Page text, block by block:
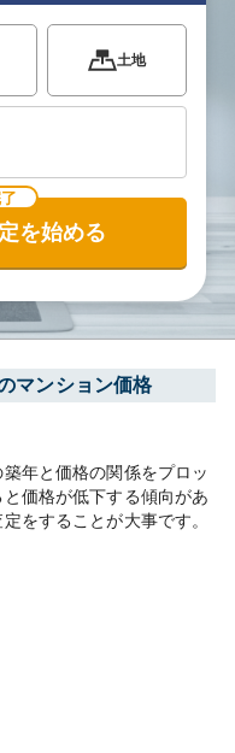
土地
を始める
マンション価格
年と価格の関係をプロッ
価格が低下する傾向があ
をすることが大事です。